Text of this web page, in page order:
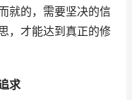
就的，需要坚决的信
，才能达到真正的修
求